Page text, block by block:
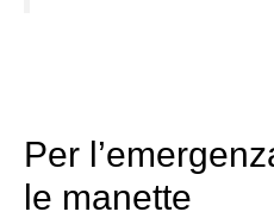
Per
le manette